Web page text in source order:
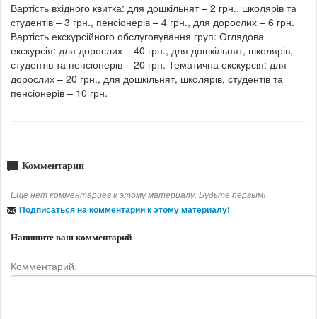
Вартість вхідного квитка: для дошкільнят – 2 грн., школярів та
студентів – 3 грн., пенсіонерів – 4 грн., для дорослих – 6 грн.
Вартість екскурсійного обслуговування груп: Оглядова
екскурсія: для дорослих – 40 грн., для дошкільнят, школярів,
студентів та пенсіонерів – 20 грн. Тематична екскурсія: для
дорослих – 20 грн., для дошкільнят, школярів, студентів та
пенсіонерів – 10 грн.
Комментарии
Еще нет комментариев к этому материалу. Будьте первым!
Подписаться на комментарии к этому материалу!
Напишите ваш комментарий
Комментарий: